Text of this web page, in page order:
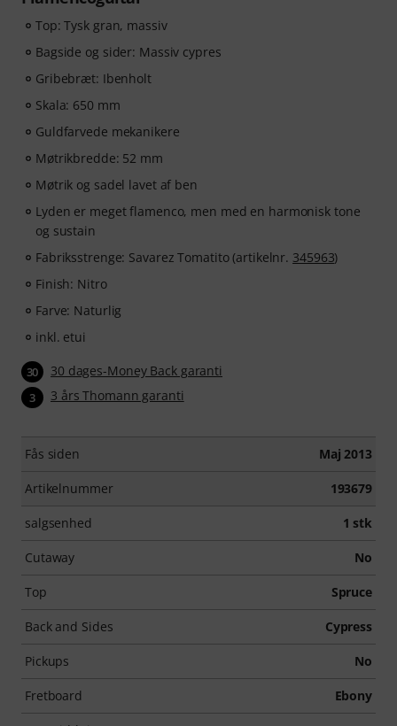
Top: Tysk gran, massiv
Bagside og sider: Massiv cypres
Gribebræt: Ibenholt
Skala: 650 mm
Guldfarvede mekanikere
Møtrikbredde: 52 mm
Møtrik og sadel lavet af ben
Lyden er meget flamenco, men med en harmonisk tone
og sustain
Fabriksstrenge: Savarez Tomatito (artikelnr. 345963)
Finish: Nitro
Farve: Naturlig
inkl. etui
30 30 dages-Money Back garanti
3 3 års Thomann garanti
Fås siden Maj 2013
Artikelnummer 193679
salgsenhed 1 stk
Cutaway No
Top Spruce
Back and Sides Cypress
Pickups No
Fretboard Ebony